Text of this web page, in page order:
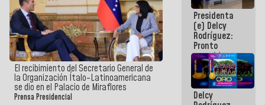
El recibimiento del Secretario General de
la Organización Ítalo-Latinoamericana
se dio en el Palacio de Miraflores
Prensa Presidencial
hacer
historia en
los
Centroamericanos
Presidenta
(e) Delcy
Rodríguez:
Pronto
restableceremos
las
operaciones
en el
Aeropuerto
Delcy